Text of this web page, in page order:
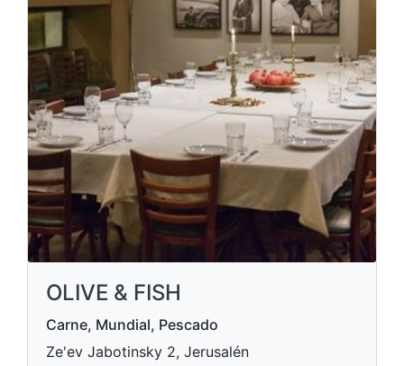
OLIVE & FISH
Carne, Mundial, Pescado
Ze'ev Jabotinsky 2, Jerusalén